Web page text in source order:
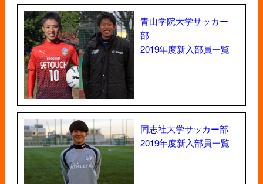
青山学院大学サッカー
部
2019年度新入部員一覧
同志社大学サッカー部
2019年度新入部員一覧